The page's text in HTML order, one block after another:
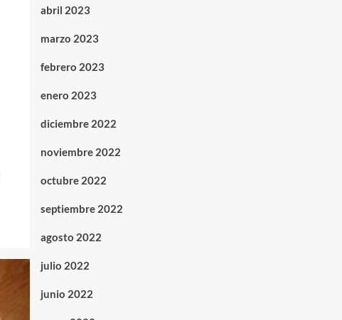
abril 2023
marzo 2023
febrero 2023
enero 2023
diciembre 2022
noviembre 2022
octubre 2022
septiembre 2022
agosto 2022
julio 2022
junio 2022